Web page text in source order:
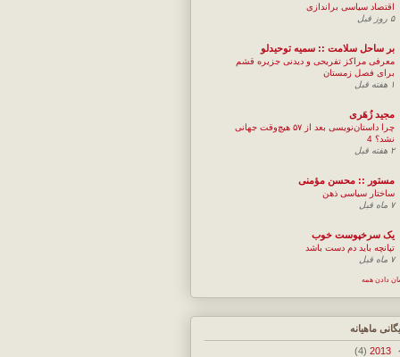
اقتصاد سیاسی براندازی
۵ روز قبل
بر ساحل سلامت :: سمیه توحیدلو
معرفی مراکز تفریحی و دیدنی جزیره قشم
برای فصل زمستان
۱ هفته قبل
مجيد زُهَری
چرا داستان‌نویسی بعد از ۵۷ هیچ‌وقت جهانی
نشد؟ 4
۲ هفته قبل
مستور :: محسن مؤمنی
ساختار سیاسی ذهن
۷ ماه قبل
یک سرخپوست خوب
تپانچه باید دم دست باشد
۷ ماه قبل
دادن همه
ماهیانه
2013
(4)